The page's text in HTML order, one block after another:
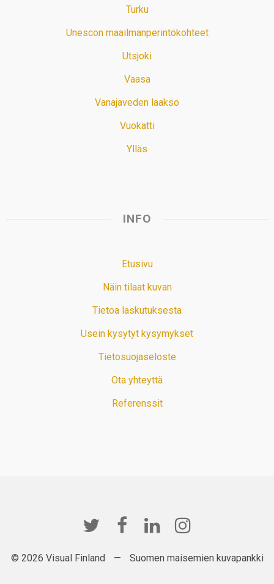
Turku
Unescon maailmanperintökohteet
Utsjoki
Vaasa
Vanajaveden laakso
Vuokatti
Ylläs
INFO
Etusivu
Näin tilaat kuvan
Tietoa laskutuksesta
Usein kysytyt kysymykset
Tietosuojaseloste
Ota yhteyttä
Referenssit
© 2026 Visual Finland — Suomen maisemien kuvapankki